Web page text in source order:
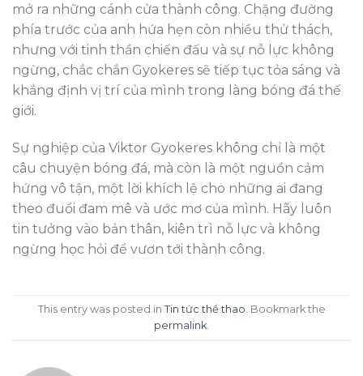
mở ra những cánh cửa thành công. Chặng đường
phía trước của anh hứa hẹn còn nhiều thử thách,
nhưng với tinh thần chiến đấu và sự nỗ lực không
ngừng, chắc chắn Gyokeres sẽ tiếp tục tỏa sáng và
khẳng định vị trí của mình trong làng bóng đá thế
giới.
Sự nghiệp của Viktor Gyokeres không chỉ là một
câu chuyện bóng đá, mà còn là một nguồn cảm
hứng vô tận, một lời khích lệ cho những ai đang
theo đuổi đam mê và ước mơ của mình. Hãy luôn
tin tưởng vào bản thân, kiên trì nỗ lực và không
ngừng học hỏi để vươn tới thành công.
This entry was posted in Tin tức thể thao . Bookmark the
permalink